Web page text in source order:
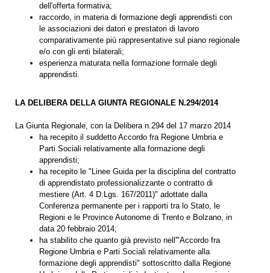
dell'offerta formativa;
raccordo, in materia di formazione degli apprendisti con
le associazioni dei datori e prestatori di lavoro
comparativamente più rappresentative sul piano regionale
e/o con gli enti bilaterali;
esperienza maturata nella formazione formale degli
apprendisti.
LA DELIBERA DELLA GIUNTA REGIONALE N.294/2014
La Giunta Regionale, con la Delibera n.294 del 17 marzo 2014
ha recepito il suddetto Accordo fra Regione Umbria e
Parti Sociali relativamente alla formazione degli
apprendisti;
ha recepito le "Linee Guida per la disciplina del contratto
di apprendistato professionalizzante o contratto di
mestiere (Art. 4 D.Lgs. 167/2011)" adottate dalla
Conferenza permanente per i rapporti tra lo Stato, le
Regioni e le Province Autonome di Trento e Bolzano, in
data 20 febbraio 2014;
ha stabilito che quanto già previsto nell'"Accordo fra
Regione Umbria e Parti Sociali relativamente alla
formazione degli apprendisti" sottoscritto dalla Regione